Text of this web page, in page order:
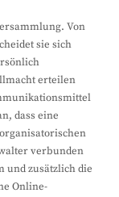
Von
sie sich
erteilen
dass eine
verbunden
und zusätzlich die
Online-